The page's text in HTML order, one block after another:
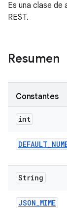
Es una clase de
REST.
Resumen
Constantes
int
DEFAULT_
String
JSON_MIME